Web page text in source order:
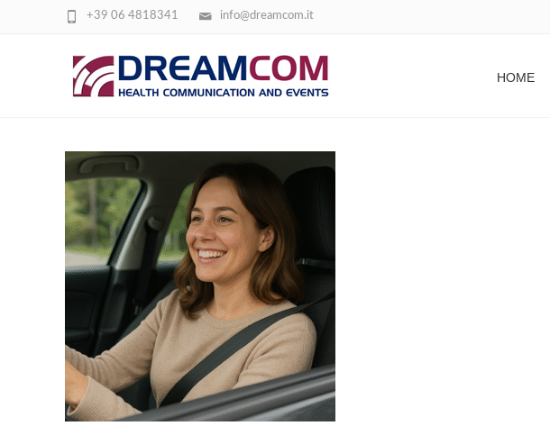
info@dreamcom.it
+39 06 4818341
HOME
DONNA IN MACCHINA